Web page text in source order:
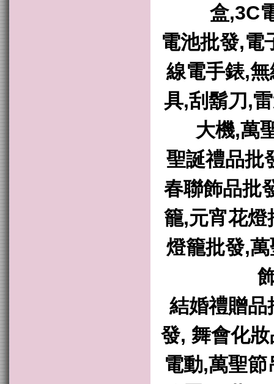
盒,3C
電池批發,電
線電手錶,
具,刮鬍刀,
大機,萬
聖誕禮品批
春聯飾品批
籠,元宵花燈
燈籠批發,
結婚禮贈品
發, 舞會化
電動,萬聖